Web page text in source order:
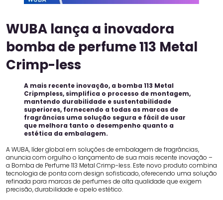
WUBA lança a inovadora
bomba de perfume 113 Metal
Crimp-less
A mais recente inovação, a bomba 113 Metal
Cripmpless, simplifica o processo de montagem,
mantendo durabilidade e sustentabilidade
superiores, fornecendo a todas as marcas de
fragrâncias uma solução segura e fácil de usar
que melhora tanto o desempenho quanto a
estética da embalagem.
A WUBA, líder global em soluções de embalagem de fragrâncias,
anuncia com orgulho o lançamento de sua mais recente inovação –
a Bomba de Perfume 113 Metal Crimp-less. Este novo produto combina
tecnologia de ponta com design sofisticado, oferecendo uma solução
refinada para marcas de perfumes de alta qualidade que exigem
precisão, durabilidade e apelo estético.